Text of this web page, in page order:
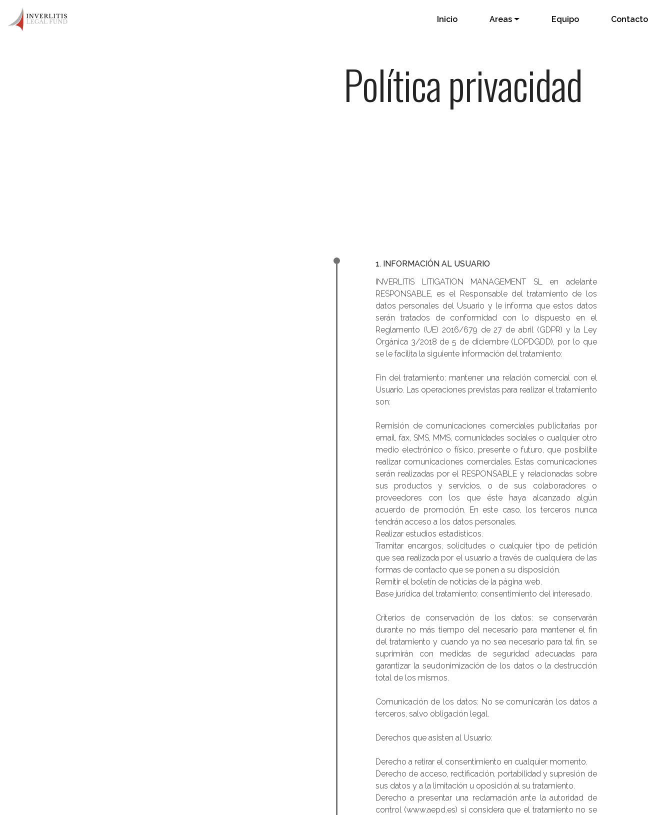
Inicio Areas Equipo Contacto
Política privacidad
1. INFORMACIÓN AL USUARIO
INVERLITIS LITIGATION MANAGEMENT SL en adelante
RESPONSABLE, es el Responsable del tratamiento de los
datos personales del Usuario y le informa que estos datos
serán tratados de conformidad con lo dispuesto en el
Reglamento (UE) 2016/679 de 27 de abril (GDPR) y la Ley
Orgánica 3/2018 de 5 de diciembre (LOPDGDD), por lo que
se le facilita la siguiente información del tratamiento:
Fin del tratamiento: mantener una relación comercial con el
Usuario. Las operaciones previstas para realizar el tratamiento
son:
Remisión de comunicaciones comerciales publicitarias por
email, fax, SMS, MMS, comunidades sociales o cualquier otro
medio electrónico o físico, presente o futuro, que posibilite
realizar comunicaciones comerciales. Estas comunicaciones
serán realizadas por el RESPONSABLE y relacionadas sobre
sus productos y servicios, o de sus colaboradores o
proveedores con los que éste haya alcanzado algún
acuerdo de promoción. En este caso, los terceros nunca
tendrán acceso a los datos personales.
Realizar estudios estadísticos.
Tramitar encargos, solicitudes o cualquier tipo de petición
que sea realizada por el usuario a través de cualquiera de las
formas de contacto que se ponen a su disposición.
Remitir el boletín de noticias de la página web.
Base jurídica del tratamiento: consentimiento del interesado.
Criterios de conservación de los datos: se conservarán
durante no más tiempo del necesario para mantener el fin
del tratamiento y cuando ya no sea necesario para tal fin, se
suprimirán con medidas de seguridad adecuadas para
garantizar la seudonimización de los datos o la destrucción
total de los mismos.
Comunicación de los datos: No se comunicarán los datos a
terceros, salvo obligación legal.
Derechos que asisten al Usuario:
Derecho a retirar el consentimiento en cualquier momento.
Derecho de acceso, rectificación, portabilidad y supresión de
sus datos y a la limitación u oposición al su tratamiento.
Derecho a presentar una reclamación ante la autoridad de
control (www.aepd.es) si considera que el tratamiento no se